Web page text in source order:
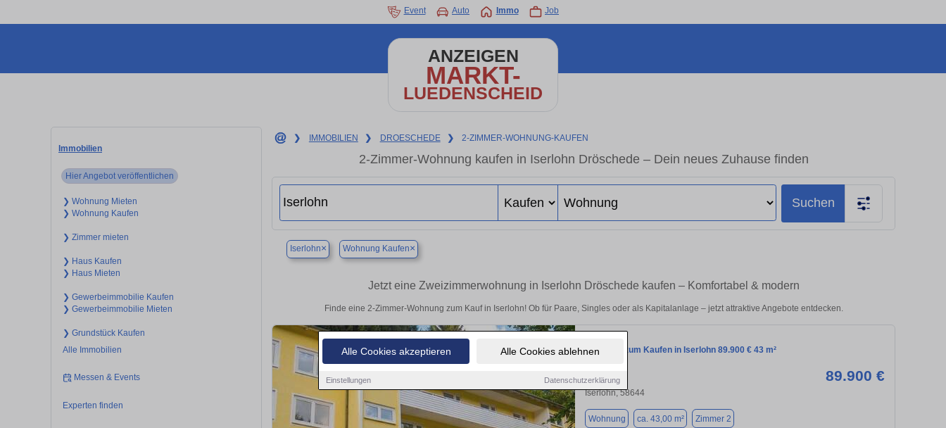
Alle Cookies akzeptieren Alle Cookies ablehnen
Einstellungen Datenschutzerklärung
Event Auto Immo Job
ANZEIGEN
MARKT-
LUEDENSCHEID
Immobilien
Hier Angebot veröffentlichen
❯ Wohnung Mieten
❯ Wohnung Kaufen
❯ Zimmer mieten
❯ Haus Kaufen
❯ Haus Mieten
❯ Gewerbeimmobilie Kaufen
❯ Gewerbeimmobilie Mieten
❯ Grundstück Kaufen
Alle Immobilien
Messen & Events
Experten finden
❯ IMMOBILIEN ❯ DROESCHEDE ❯ 2-ZIMMER-WOHNUNG-KAUFEN
2-Zimmer-Wohnung kaufen in Iserlohn Dröschede – Dein neues Zuhause finden
Suchen
Iserlohn× Wohnung Kaufen×
Jetzt eine Zweizimmerwohnung in Iserlohn Dröschede kaufen – Komfortabel & modern
Finde eine 2-Zimmer-Wohnung zum Kauf in Iserlohn! Ob für Paare, Singles oder als Kapitalanlage – jetzt attraktive Angebote entdecken.
Wohnung zum Kaufen in Iserlohn 89.900 € 43 m²
89.900 €
Iserlohn, 58644
Wohnung ca. 43,00 m² Zimmer 2